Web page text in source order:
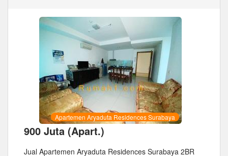
Apartemen Aryaduta Residences Surabaya
900 Juta (Apart.)
Jual Apartemen Aryaduta Residences Surabaya 2BR